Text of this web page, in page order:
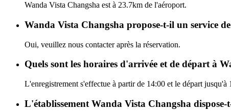
Wanda Vista Changsha est à 23.7km de l'aéroport.
Wanda Vista Changsha propose-t-il un service
Oui, veuillez nous contacter après la réservation.
Quels sont les horaires d'arrivée et de départ à
L'enregistrement s'effectue à partir de 14:00 et le départ jusqu'à
L'établissement Wanda Vista Changsha